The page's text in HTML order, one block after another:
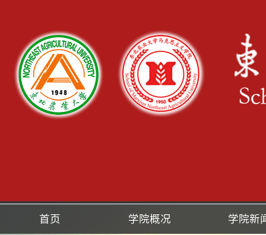
首页 学院概况 学院新